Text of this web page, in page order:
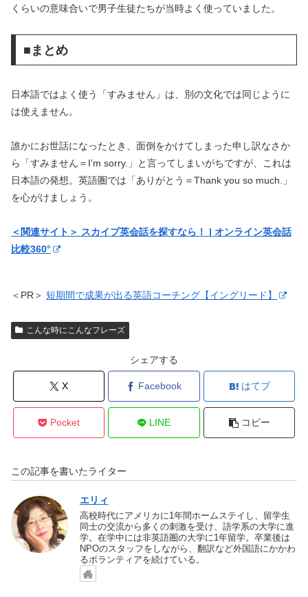
くらいの意味合いで男子生徒たちが当時よく使っていました。
■まとめ
日本語ではよく使う「すみません」は、別の文化では同じように
は使えません。
誰かにお世話になったとき、面倒をかけてしまった申し訳なさか
ら「すみません＝I’m sorry.」と言ってしまいがちですが、これは
日本語の発想。英語圏では「ありがとう＝Thank you so much.」
を心がけましょう。
＜関連サイト＞ スカイプ英会話を探すなら！ | オンライン英会話
比較360°
＜PR＞ 短期間で成果が出る英語コーチング【イングリード】
こんな時にこんなフレーズ
シェアする
X Facebook はてブ
Pocket LINE コピー
この記事を書いたライター
エリィ
高校時代にアメリカに1年間ホームステイし、留学生
同士の交流から多くの刺激を受け、語学系の大学に進
学。在学中には非英語圏の大学に1年留学。卒業後は
NPOのスタッフをしながら、翻訳など外国語にかかわ
るボランティアを続けている。